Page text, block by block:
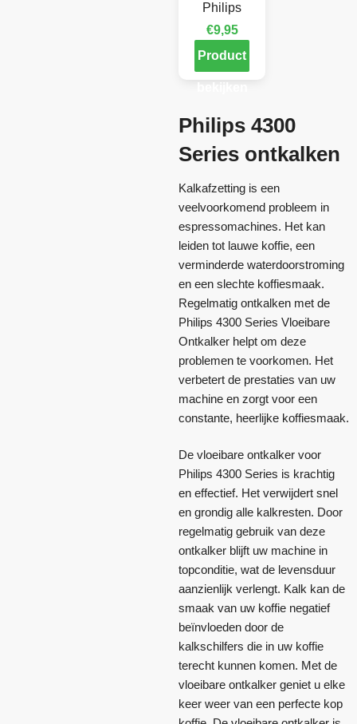
Philips
€9,95
Product
Philips 4300
Series ontkalken
Kalkafzetting is een
veelvoorkomend probleem in
espressomachines. Het kan
leiden tot lauwe koffie, een
verminderde waterdoorstroming
en een slechte koffiesmaak.
Regelmatig ontkalken met de
Philips 4300 Series Vloeibare
Ontkalker helpt om deze
problemen te voorkomen. Het
verbetert de prestaties van uw
machine en zorgt voor een
constante, heerlijke koffiesmaak.
De vloeibare ontkalker voor
Philips 4300 Series is krachtig
en effectief. Het verwijdert snel
en grondig alle kalkresten. Door
regelmatig gebruik van deze
ontkalker blijft uw machine in
topconditie, wat de levensduur
aanzienlijk verlengt. Kalk kan de
smaak van uw koffie negatief
beïnvloeden door de
kalkschilfers die in uw koffie
terecht kunnen komen. Met de
vloeibare ontkalker geniet u elke
keer weer van een perfecte kop